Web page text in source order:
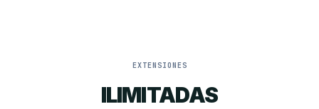
EXTENSIONES
ILIMITADAS